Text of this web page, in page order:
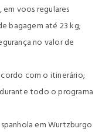
em voos regulares
bagagem até 23 kg;
no valor de
com o itinerário;
todo o programa
em Wurtzburgo